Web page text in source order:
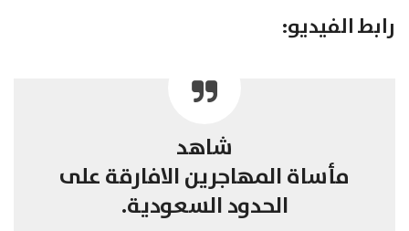
رابط الفيديو:
شاهد
مأساة المهاجرين الافارقة على
الحدود السعودية.